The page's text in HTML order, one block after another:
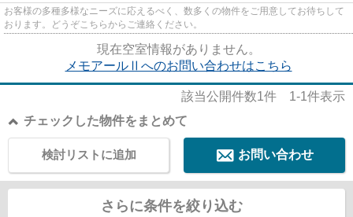
お客様の多種多様なニーズに応えるべく、数多くの物件をご用意してお待ちして
おります。どうぞこちらからご連絡ください。
現在空室情報がありません。
メモアールⅡへのお問い合わせはこちら
該当公開件数1件 1-1件表示
チェックした物件をまとめて
お問い合わせ
検討リストに追加
さらに条件を絞り込む